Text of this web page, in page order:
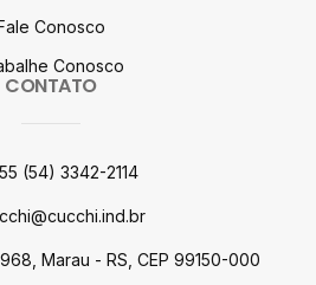
Conosco
Conosco
CONTATO
(54) 3342-2114
Marau - RS, CEP 99150-000